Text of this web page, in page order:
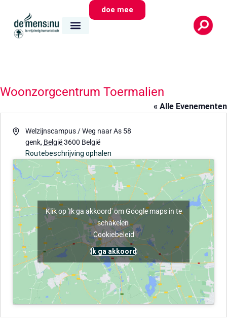
doe mee
Woonzorgcentrum Toermalien
« Alle Evenementen
AdresWelzijnscampus / Weg naar As 58
genk, België3600 België
Routebeschrijving ophalen
Klik op 'Ik ga akkoord' om Google maps in te
schakelen
Cookiebeleid
Ik ga akkoord